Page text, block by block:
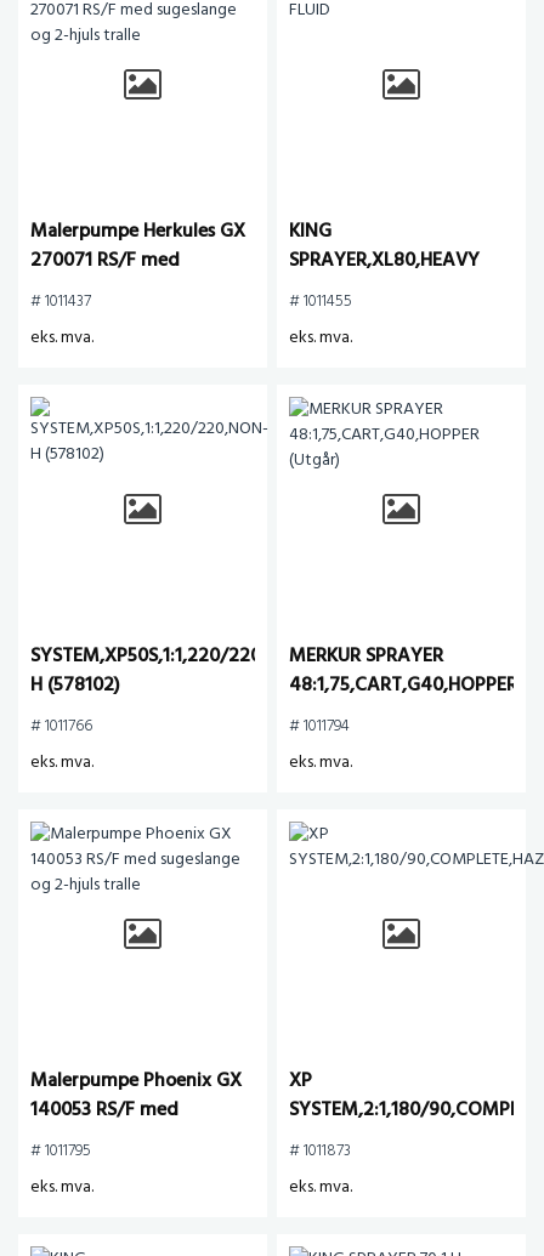
Malerpumpe Herkules GX
270071 RS/F med
sugeslange og 2-hjuls
# 1011437
eks. mva.
KING
SPRAYER,XL80,HEAVY
FLUID
# 1011455
eks. mva.
SYSTEM,XP50S,1:1,220/220,NON-
H (578102)
# 1011766
eks. mva.
MERKUR SPRAYER
48:1,75,CART,G40,HOPPER
(Utgår)
# 1011794
eks. mva.
Malerpumpe Phoenix GX
140053 RS/F med
sugeslange og 2-hjuls
# 1011795
eks. mva.
XP
SYSTEM,2:1,180/
# 1011873
eks. mva.